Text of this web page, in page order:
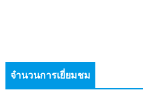
จำนวนการเยี่ยมชม